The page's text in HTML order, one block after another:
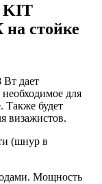
KIT
на стойке
дает
для
Также будет
визажистов.
(шнур в
Мощность